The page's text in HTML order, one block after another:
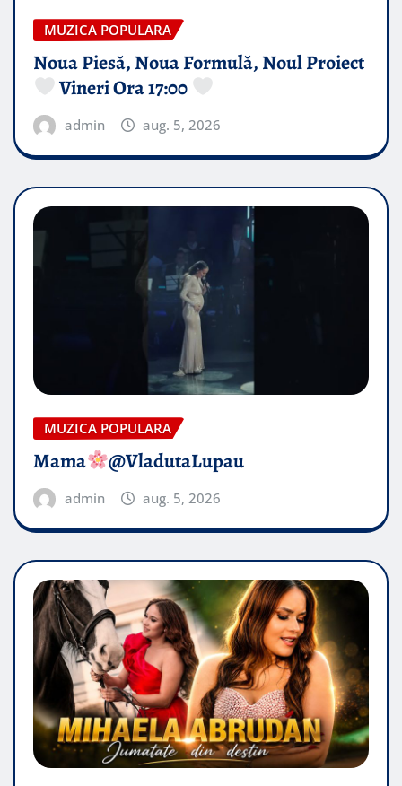
MUZICA POPULARA
Noua Piesă, Noua Formulă, Noul Proiect
Vineri Ora 17:00
admin aug. 5, 2026
MUZICA POPULARA
Mama @VladutaLupau
admin aug. 5, 2026